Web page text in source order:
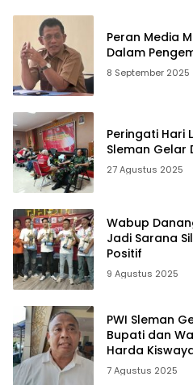
Peran Media
Dalam
8 September 2025
Peringati Hari
Sleman Gelar
27 Agustus 2025
Wabup
Jadi Sarana
Positif
9 Agustus 2025
PWI Sleman
Bupati dan
Harda
7 Agustus 2025